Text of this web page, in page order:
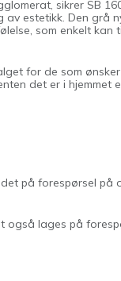
sikrer SB
estetikk. Den grå
som enkelt kan
for de som
det er i hjemmet
på forespørsel på
også lages på